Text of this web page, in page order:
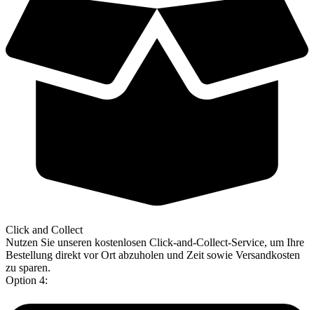
Click and Collect
Nutzen Sie unseren kostenlosen Click-and-Collect-Service, um Ihre
Bestellung direkt vor Ort abzuholen und Zeit sowie Versandkosten
zu sparen.
Option 4: